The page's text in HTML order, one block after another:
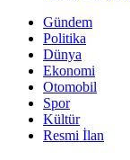
Gündem
Politika
Dünya
Ekonomi
Otomobil
Spor
Kültür
Resmi İlan